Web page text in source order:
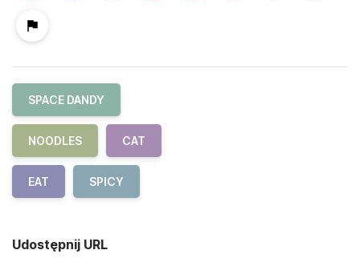
SPACE DANDY
NOODLES CAT
EAT SPICY
Udostępnij URL